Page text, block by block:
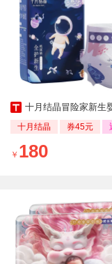
十月结晶冒险家新生
十月结晶 券45元
￥ 180